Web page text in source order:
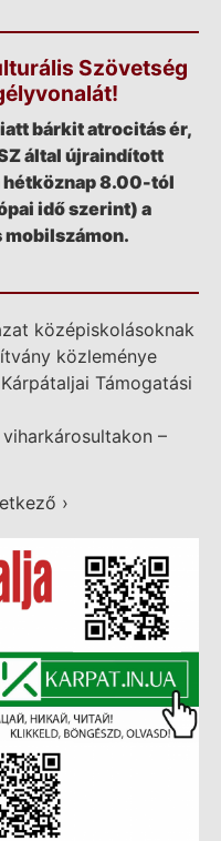
Szövetség
bárkit atrocitás ér,
által újraindított
8.00-tól
idő szerint) a
középiskolásoknak
közleménye
Támogatási
–
›